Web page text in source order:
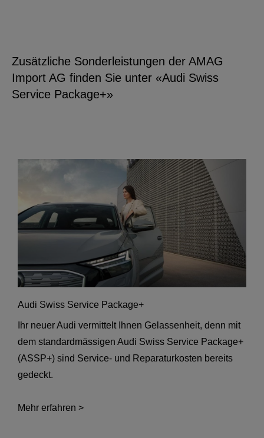
Zusätzliche Sonderleistungen der AMAG
Import AG finden Sie unter «Audi Swiss
Service Package+»
Audi Swiss Service Package+
Ihr neuer Audi vermittelt Ihnen Gelassenheit, denn mit
dem standardmässigen Audi Swiss Service Package+
(ASSP+) sind Service- und Reparaturkosten bereits
gedeckt.
Mehr erfahren >